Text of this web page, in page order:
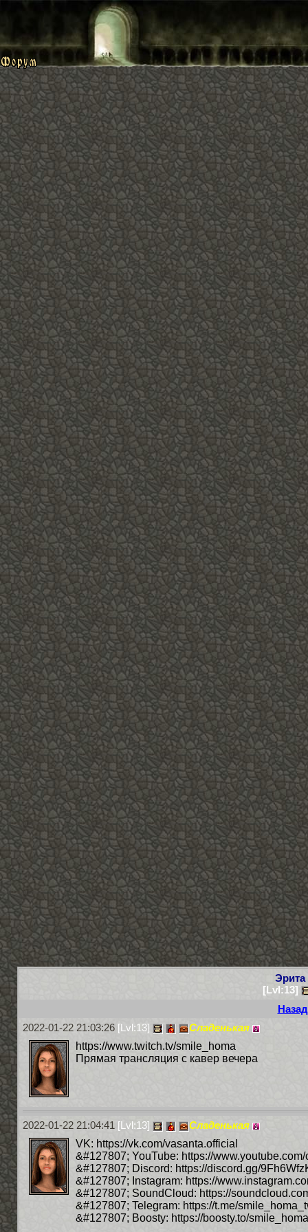
Эрита
[Lvl:13]
Назад
2022-01-22 21:03:26[Lvl:13]
Сладенькая
https://www.twitch.tv/smile_homa
Прямая трансляция с кавер вечера
2022-01-22 21:04:41 [Lvl:13]
Сладенькая
VK: https://vk.com/vasanta.official
&#127807; YouTube: https://
&#127807; Discord: https://discord.gg/
&#127807; Instagram: https://
&#127807; SoundCloud: https://
&#127807; Telegram: https://t.me/
&#127807; Boosty: https://boosty.to/smile_homa